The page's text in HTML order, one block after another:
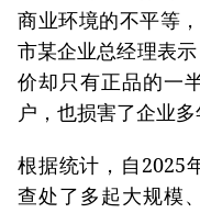
商业环境的不平等
市某企业总经理表
价却只有正品的一
户，也损害了企业多
根据统计，自2025
查处了多起大规模